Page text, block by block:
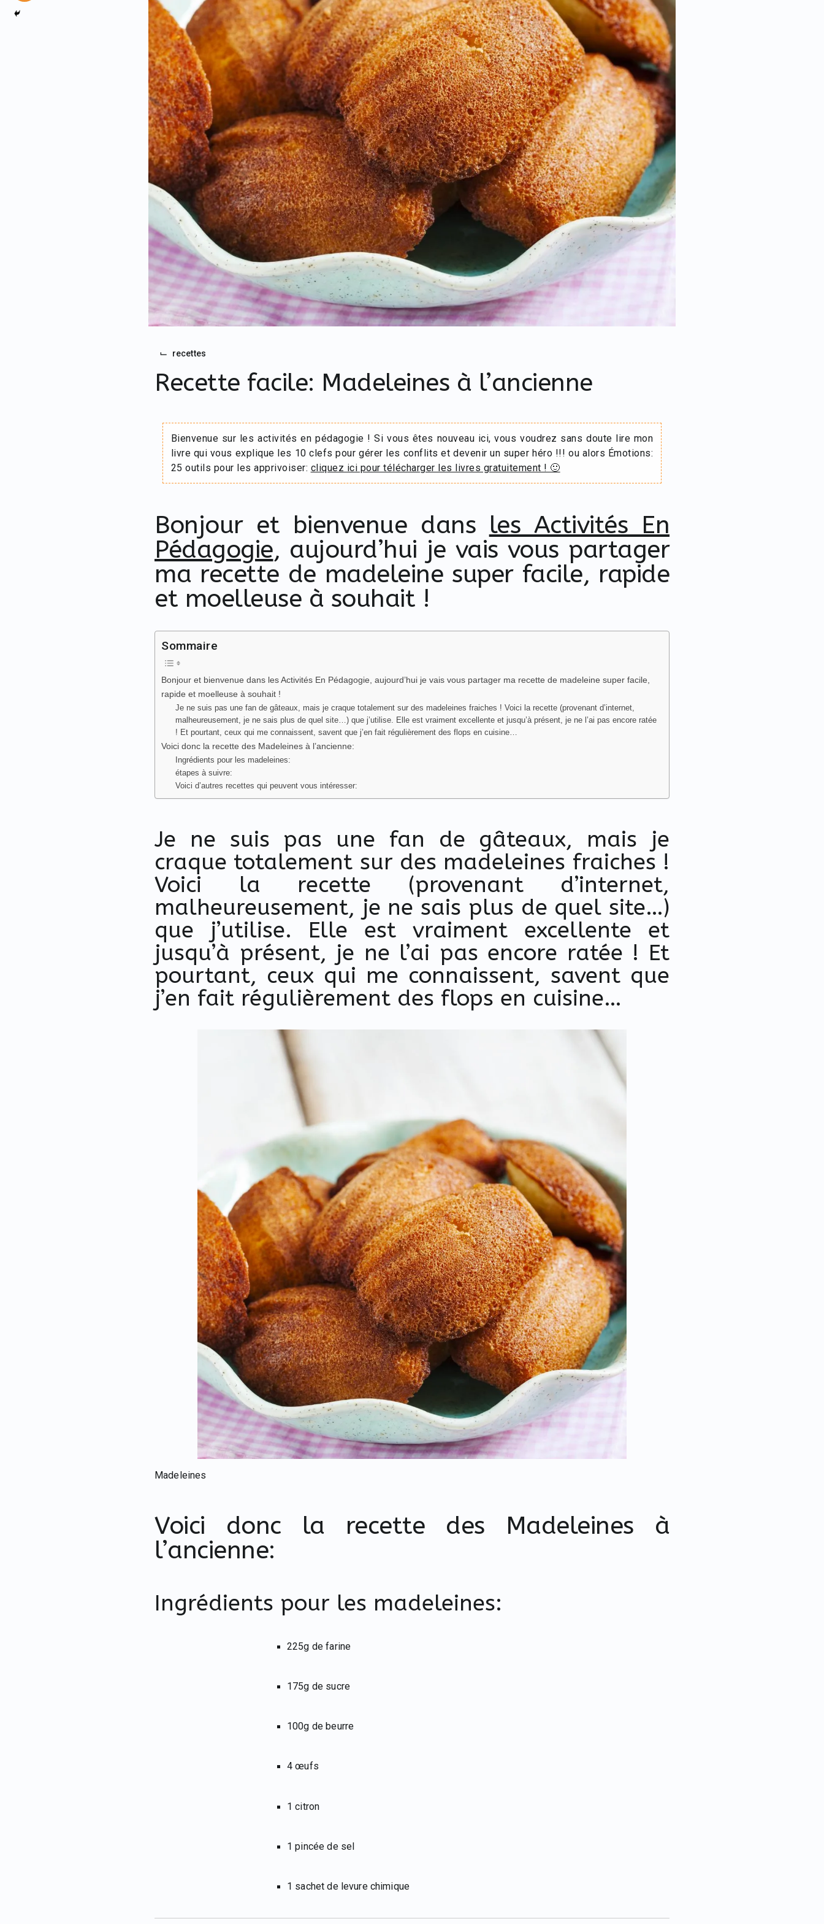
⌙ recettes
Recette facile: Madeleines à l’ancienne
Bienvenue sur les activités en pédagogie ! Si vous êtes nouveau ici, vous voudrez sans doute lire mon
livre qui vous explique les 10 clefs pour gérer les conflits et devenir un super héro !!! ou alors Émotions:
25 outils pour les apprivoiser: cliquez ici pour télécharger les livres gratuitement ! 🙂
Bonjour et bienvenue dans les Activités En
Pédagogie, aujourd’hui je vais vous partager
ma recette de madeleine super facile, rapide
et moelleuse à souhait !
Sommaire
Bonjour et bienvenue dans les Activités En Pédagogie, aujourd’hui je vais vous partager ma recette de madeleine super facile,
rapide et moelleuse à souhait !
Je ne suis pas une fan de gâteaux, mais je craque totalement sur des madeleines fraiches ! Voici la recette (provenant d’internet,
malheureusement, je ne sais plus de quel site…) que j’utilise. Elle est vraiment excellente et jusqu’à présent, je ne l’ai pas encore ratée
! Et pourtant, ceux qui me connaissent, savent que j’en fait régulièrement des flops en cuisine…
Voici donc la recette des Madeleines à l’ancienne:
Ingrédients pour les madeleines:
étapes à suivre:
Voici d’autres recettes qui peuvent vous intéresser:
Je ne suis pas une fan de gâteaux, mais je
craque totalement sur des madeleines fraiches !
Voici la recette (provenant d’internet,
malheureusement, je ne sais plus de quel site…)
que j’utilise. Elle est vraiment excellente et
jusqu’à présent, je ne l’ai pas encore ratée ! Et
pourtant, ceux qui me connaissent, savent que
j’en fait régulièrement des flops en cuisine…
Madeleines
Voici donc la recette des Madeleines à
l’ancienne:
Ingrédients pour les madeleines:
225g de farine
175g de sucre
100g de beurre
4 œufs
1 citron
1 pincée de sel
1 sachet de levure chimique